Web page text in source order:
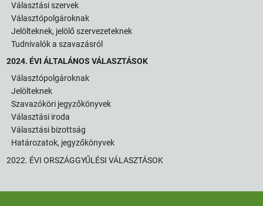
Választási szervek
Választópolgároknak
Jelölteknek, jelölő szervezeteknek
Tudnivalók a szavazásról
2024. ÉVI ÁLTALÁNOS VÁLASZTÁSOK
Választópolgároknak
Jelölteknek
Szavazóköri jegyzőkönyvek
Választási iroda
Választási bizottság
Határozatok, jegyzőkönyvek
2022. ÉVI ORSZÁGGYŰLÉSI VÁLASZTÁSOK